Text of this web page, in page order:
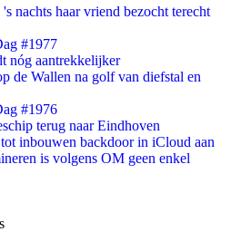
nachts haar vriend bezocht terecht
#1977
nóg aantrekkelijker
de Wallen na golf van diefstal en
#1976
terug naar Eindhoven
inbouwen backdoor in iCloud aan
is volgens OM geen enkel